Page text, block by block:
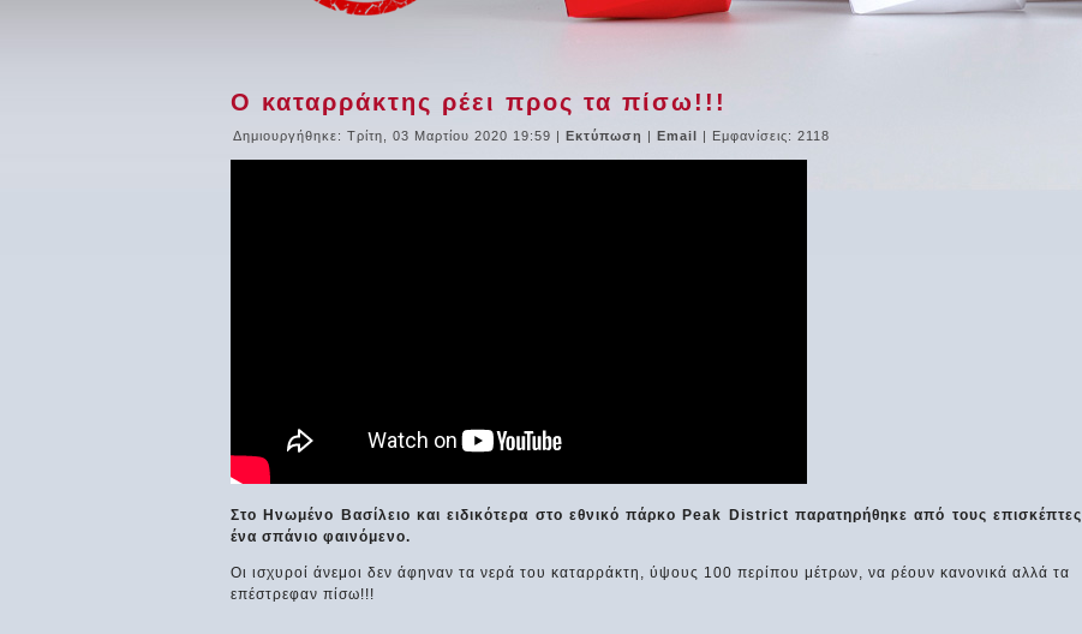
Ο καταρράκτης ρέει προς τα πίσω!!!
Δημιουργήθηκε: Τρίτη, 03 Μαρτίου 2020 19:59 | Εκτύπωση | Email | Εμφανίσεις: 2118
Στο Ηνωμένο Βασίλειο και ειδικότερα στο εθνικό πάρκο Peak District παρατηρήθηκε από τους επισκέπτες
ένα σπάνιο φαινόμενο.
Οι ισχυροί άνεμοι δεν άφηναν τα νερά του καταρράκτη, ύψους 100 περίπου μέτρων, να ρέουν κανονικά αλλά τα
επέστρεφαν πίσω!!!